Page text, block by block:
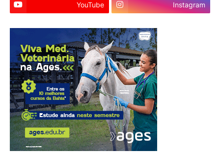
YouTube Instagram